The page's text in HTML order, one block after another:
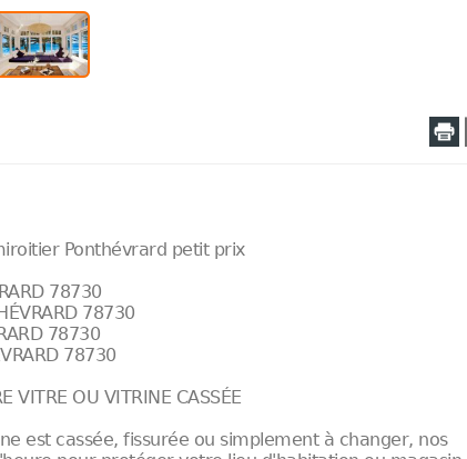
Ponthévrard petit prix
78730
78730
78730
78730
VITRE OU VITRINE CASSÉE
est cassée, fissurée ou simplement à changer, nos